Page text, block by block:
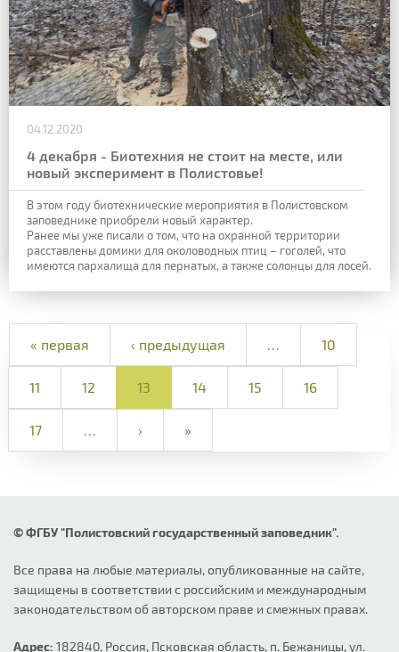
04.12.2020
4 декабря - Биотехния не стоит на месте, или
новый эксперимент в Полистовье!
В этом году биотехнические мероприятия в Полистовском
заповеднике приобрели новый характер.
Ранее мы уже писали о том, что на охранной территории
расставлены домики для околоводных птиц – гоголей, что
имеются пархалища для пернатых, а также солонцы для лосей.
« первая ‹ предыдущая 10
11 12 13 14 15 16
17 › »
© ФГБУ "Полистовский государственный заповедник".
Все права на любые материалы, опубликованные на сайте,
защищены в соответствии с российским и международным
законодательством об авторском праве и смежных правах.
Адрес: 182840, Россия, Псковская область, п. Бежаницы, ул.